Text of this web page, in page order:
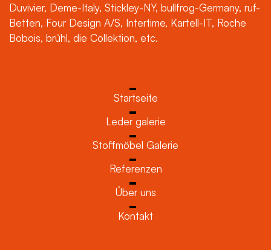
Duvivier, Deme-Italy, Stickley-NY, bullfrog-Germany, ruf-
Betten, Four Design A/S, Intertime, Kartell-IT, Roche
Bobois, brühl, die Collektion, etc.
Startseite
Leder galerie
Stoffmöbel Galerie
Referenzen
Über uns
Kontakt